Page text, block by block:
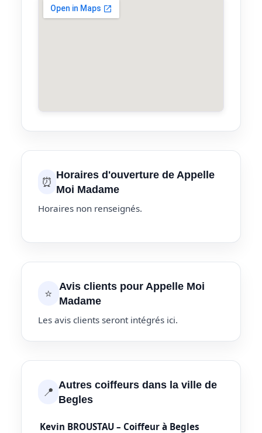
⏰ Horaires d'ouverture de Appelle
Moi Madame
Horaires non renseignés.
⭐
Avis clients pour Appelle Moi
Madame
Les avis clients seront intégrés ici.
📍 Autres coiffeurs dans la ville de
Begles
Kevin BROUSTAU – Coiffeur à Begles